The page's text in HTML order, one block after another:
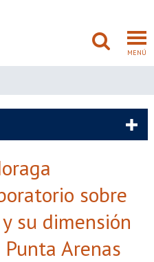
MENÚ
sobre
su dimensión
Arenas